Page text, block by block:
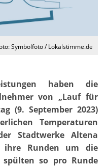
Symbolfoto / Lokalstimme.de
haben die
von „Lauf für
(9. September 2023)
Temperaturen
Stadtwerke Altena
ihre Runden um die
spülten so pro Runde